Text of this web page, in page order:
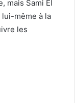
mais Sami El
lui-même à la
les